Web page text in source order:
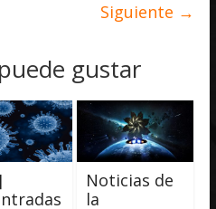
Siguiente →
gustar
Noticias de
la